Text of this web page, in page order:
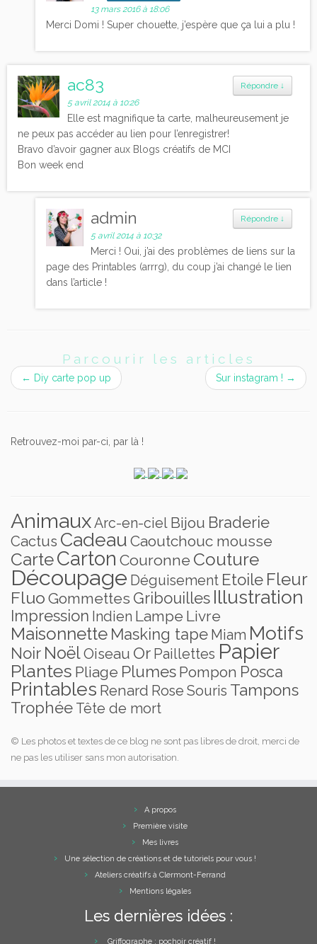
13 mars 2016 à 18:06
Merci Domi ! Super chouette, j’espère que ça lui a plu !
Répondre ↓
ac83
5 avril 2014 à 10:26
Elle est magnifique ta carte, malheureusement je
ne peux pas accéder au lien pour l’enregistrer!
Bravo d’avoir gagner aux Blogs créatifs de MCI
Bon week end
Répondre ↓
admin
5 avril 2014 à 10:32
Merci ! Oui, j’ai des problèmes de liens sur la
page des Printables (arrrg), du coup j’ai changé le lien
dans l’article !
Parcourir les articles
← Diy carte pop up Sur instagram ! →
Retrouvez-moi par-ci, par là !
AnimauxArc-en-ciel Bijou Braderie
Cactus Cadeau Caoutchouc mousse
CarteCarton Couronne Couture
Découpage Déguisement Etoile Fleur
Fluo Gommettes Gribouilles Illustration
Impression Indien Lampe Livre
Maisonnette Masking tape Miam Motifs
Noir NoëlOiseau Or Paillettes Papier
Plantes Pliage Plumes Pompon Posca
Printables Renard Rose Souris Tampons
Trophée Tête de mort
© Les photos et textes de ce blog ne sont pas libres de droit, merci de
ne pas les utiliser sans mon autorisation.
A propos
Première visite
Mes livres
Une sélection de créations et de tutoriels pour vous !
Ateliers créatifs à Clermont-Ferrand
Mentions légales
Les dernières idées :
Griffographe : pochoir créatif !